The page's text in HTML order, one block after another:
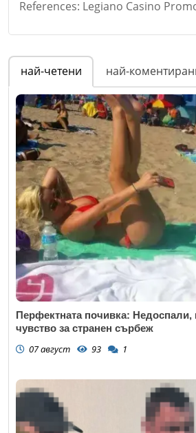
Коментар*
References: Legiano Casino
Име*
Email
Коментар*
най-четени най-
Перфектната почивка: Недоспали,
чувство за странен сърбеж
07 август 93 1